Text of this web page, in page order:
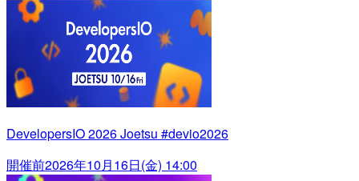
DevelopersIO 2026 Joetsu #devio2026
開催前2026年10月16日(金) 14:00